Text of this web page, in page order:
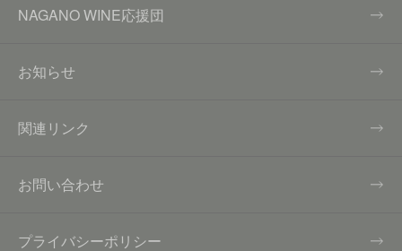
NAGANO WINE応援団
お知らせ
関連リンク
お問い合わせ
プライバシーポリシー